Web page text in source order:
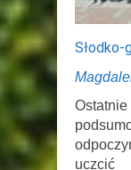
Słodko-
uczcić